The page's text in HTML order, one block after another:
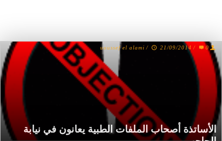
الأساتذة أصحاب الملفات الطبية يعانون في نيابة
uoussef el alami / 21/09/2014 / 0